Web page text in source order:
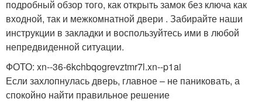
подробный обзор того, как открыть замок без ключа как
входной, так и межкомнатной двери . Забирайте наши
инструкции в закладки и воспользуйтесь ими в любой
непредвиденной ситуации.
ФОТО: xn--36-6kchbqogrevztmr7l.xn--p1ai
Если захлопнулась дверь, главное – не паниковать, а
спокойно найти правильное решение